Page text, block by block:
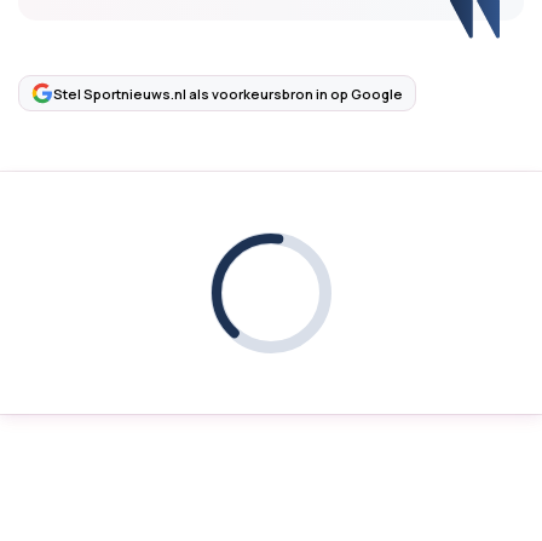
Stel Sportnieuws.nl als voorkeursbron in op Google